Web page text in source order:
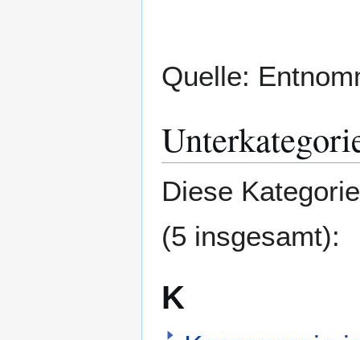
Quelle:
Diese
(5 insgesamt):
K